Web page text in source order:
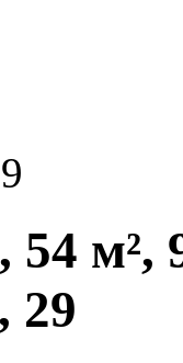
54 м²,
29